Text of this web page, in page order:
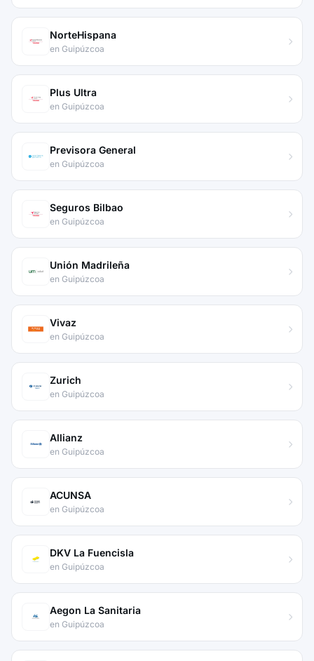
NorteHispana
en Guipúzcoa
Plus Ultra
en Guipúzcoa
Previsora General
en Guipúzcoa
Seguros Bilbao
en Guipúzcoa
Unión Madrileña
en Guipúzcoa
Vivaz
en Guipúzcoa
Zurich
en Guipúzcoa
Allianz
en Guipúzcoa
ACUNSA
en Guipúzcoa
DKV La Fuencisla
en Guipúzcoa
Aegon La Sanitaria
en Guipúzcoa